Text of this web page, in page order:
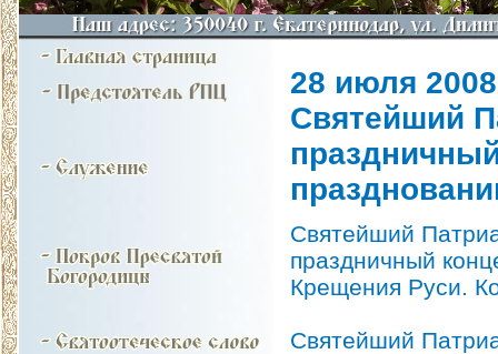
28 июля 2008
Святейший
Святейший
праздничный
Крещения Руси.
Святейший